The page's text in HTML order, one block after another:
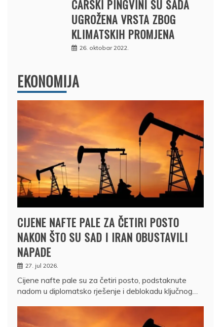
CARSKI PINGVINI SU SADA
UGROŽENA VRSTA ZBOG
KLIMATSKIH PROMJENA
26. oktobar 2022.
EKONOMIJA
CIJENE NAFTE PALE ZA ČETIRI POSTO
NAKON ŠTO SU SAD I IRAN OBUSTAVILI
NAPADE
27. jul 2026.
Cijene nafte pale su za četiri posto, podstaknute
nadom u diplomatsko rješenje i deblokadu ključnog…